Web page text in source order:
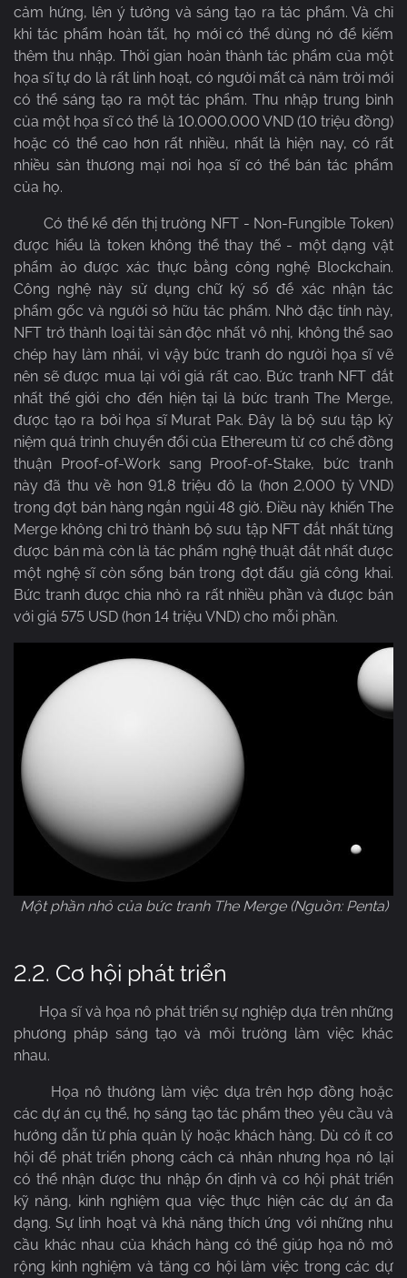
cảm hứng, lên ý tưởng và sáng tạo ra tác phẩm. Và chỉ
khi tác phẩm hoàn tất, họ mới có thể dùng nó để kiếm
thêm thu nhập. Thời gian hoàn thành tác phẩm của một
họa sĩ tự do là rất linh hoạt, có người mất cả năm trời mới
có thể sáng tạo ra một tác phẩm. Thu nhập trung bình
của một họa sĩ có thể là 10.000.000 VND (10 triệu đồng)
hoặc có thể cao hơn rất nhiều, nhất là hiện nay, có rất
nhiều sàn thương mại nơi họa sĩ có thể bán tác phẩm
của họ.
Có thể kể đến thị trường NFT - Non-Fungible Token)
được hiểu là token không thể thay thế - một dạng vật
phẩm ảo được xác thực bằng công nghệ Blockchain.
Công nghệ này sử dụng chữ ký số để xác nhận tác
phẩm gốc và người sở hữu tác phẩm. Nhờ đặc tính này,
NFT trở thành loại tài sản độc nhất vô nhị, không thể sao
chép hay làm nhái, vì vậy bức tranh do người họa sĩ vẽ
nên sẽ được mua lại với giá rất cao. Bức tranh NFT đắt
nhất thế giới cho đến hiện tại là bức tranh The Merge,
được tạo ra bởi họa sĩ Murat Pak. Đây là bộ sưu tập kỷ
niệm quá trình chuyển đổi của Ethereum từ cơ chế đồng
thuận Proof-of-Work sang Proof-of-Stake, bức tranh
này đã thu về hơn 91,8 triệu đô la (hơn 2,000 tỷ VND)
trong đợt bán hàng ngắn ngủi 48 giờ. Điều này khiến The
Merge không chỉ trở thành bộ sưu tập NFT đắt nhất từng
được bán mà còn là tác phẩm nghệ thuật đắt nhất được
một nghệ sĩ còn sống bán trong đợt đấu giá công khai.
Bức tranh được chia nhỏ ra rất nhiều phần và được bán
với giá 575 USD (hơn 14 triệu VND) cho mỗi phần.
Một phần nhỏ của bức tranh The Merge (Nguồn: Penta)
2.2. Cơ hội phát triển
Họa sĩ và họa nô phát triển sự nghiệp dựa trên những
phương pháp sáng tạo và môi trường làm việc khác
nhau.
Họa nô thường làm việc dựa trên hợp đồng hoặc
các dự án cụ thể, họ sáng tạo tác phẩm theo yêu cầu và
hướng dẫn từ phía quản lý hoặc khách hàng. Dù có ít cơ
hội để phát triển phong cách cá nhân nhưng họa nô lại
có thể nhận được thu nhập ổn định và cơ hội phát triển
kỹ năng, kinh nghiệm qua việc thực hiện các dự án đa
dạng. Sự linh hoạt và khả năng thích ứng với những nhu
cầu khác nhau của khách hàng có thể giúp họa nô mở
rộng kinh nghiệm và tăng cơ hội làm việc trong các dự